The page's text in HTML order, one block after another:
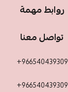
روابط مهمة
تواصل معنا
+966540439309
+966540439309